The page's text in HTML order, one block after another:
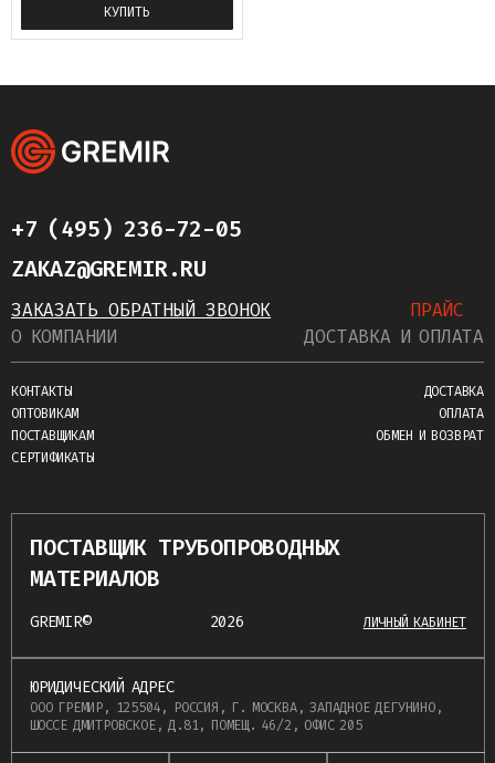
КУПИТЬ
+7 (495) 236-72-05
ZAKAZ@GREMIR.RU
ЗАКАЗАТЬ ОБРАТНЫЙ ЗВОНОК
ПРАЙС
О КОМПАНИИ
КОНТАКТЫ
ОПТОВИКАМ
ПОСТАВЩИКАМ
СЕРТИФИКАТЫ
ДОСТАВКА И ОПЛАТА
ДОСТАВКА
ОПЛАТА
ОБМЕН И ВОЗВРАТ
ПОСТАВЩИК ТРУБОПРОВОДНЫХ
МАТЕРИАЛОВ
GREMIR© 2026 ЛИЧНЫЙ КАБИНЕТ
ЮРИДИЧЕСКИЙ АДРЕС
ООО ГРЕМИР, 125504, РОССИЯ, Г. МОСКВА, ЗАПАДНОЕ ДЕГУНИНО,
ШОССЕ ДМИТРОВСКОЕ, Д.81, ПОМЕЩ. 46/2, ОФИС 205